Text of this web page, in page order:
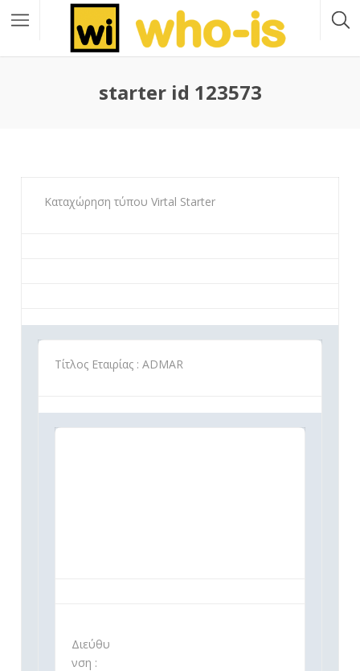
starter id 123573
Καταχώρηση τύπου Virtal Starter
Τίτλος Εταιρίας : ADMAR
Διεύθυ
νση :